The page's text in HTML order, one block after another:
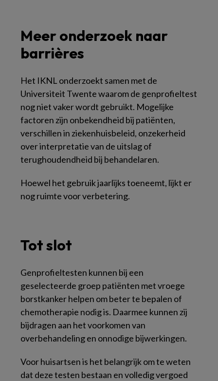
Meer onderzoek naar
barrières
Het IKNL onderzoekt samen met de
Universiteit Twente waarom de genprofieltest
nog niet vaker wordt gebruikt. Mogelijke
factoren zijn onbekendheid bij patiënten,
verschillen in ziekenhuisbeleid, onzekerheid
over interpretatie van de uitslag of
terughoudendheid bij behandelaren.
Hoewel het gebruik jaarlijks toeneemt, lijkt er
nog ruimte voor verbetering.
Tot slot
Genprofieltesten kunnen bij een
geselecteerde groep patiënten met vroege
borstkanker helpen om beter te bepalen of
chemotherapie nodig is. Daarmee kunnen zij
bijdragen aan het voorkomen van
overbehandeling en onnodige bijwerkingen.
Voor huisartsen is het belangrijk om te weten
dat deze testen bestaan en volledig vergoed